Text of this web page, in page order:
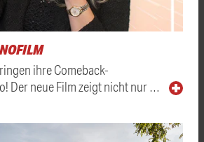
ihre Comeback-
Der neue Film zeigt nicht nur …